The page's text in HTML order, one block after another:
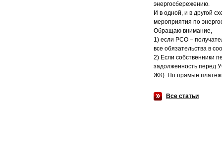
энергосбережению.
И в одной, и в другой
мероприятия по
Обращаю внимание,
1) если РСО –
все обязательства в
2) Если собственники
задолженность перед
ЖК). Но прямые
Все статьи